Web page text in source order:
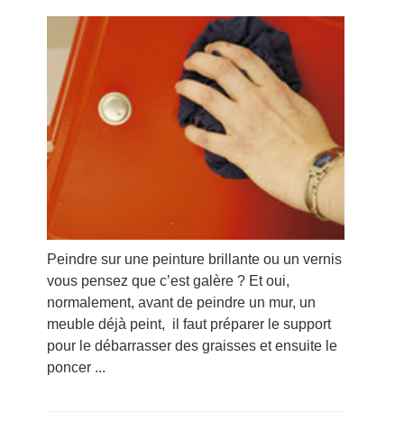
Peindre sur une peinture brillante ou un vernis
vous pensez que c’est galère ? Et oui,
normalement, avant de peindre un mur, un
meuble déjà peint, il faut préparer le support
pour le débarrasser des graisses et ensuite le
poncer ...